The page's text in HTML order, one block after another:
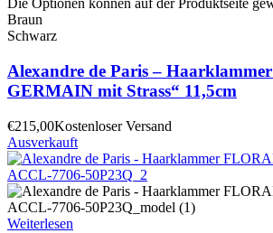
Die Optionen können auf der Produktseite
Braun
Schwarz
Alexandre de Paris –
GERMAIN mit Strass“ 11,5cm
€215,00Kostenloser Versand
Ausverkauft
Weiterlesen